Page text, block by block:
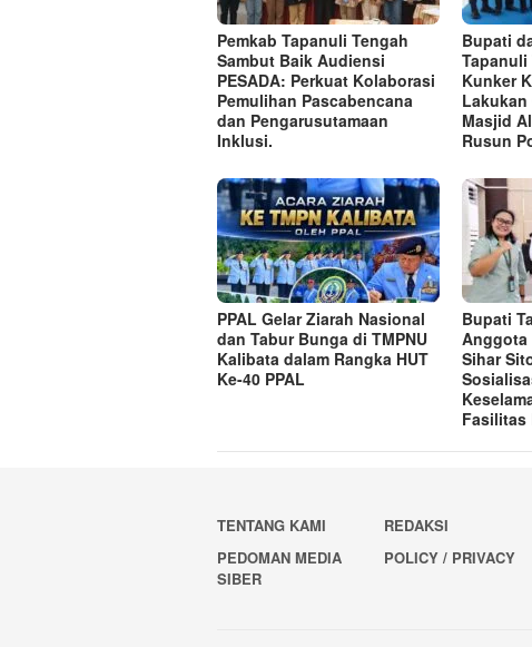
Pemkab Tapanuli Tengah
Sambut Baik Audiensi
PESADA: Perkuat Kolaborasi
Pemulihan Pascabencana
dan Pengarusutamaan
Inklusi.
Bupati
Tapanuli
Kunker
Masjid
Rusun
PPAL Gelar Ziarah Nasional
dan Tabur Bunga di TMPNU
Kalibata dalam Rangka HUT
Ke-40 PPAL
Bupati
Anggota
Sihar
Fasilitas
TENTANG KAMI REDAKSI
PEDOMAN MEDIA
SIBER
POLICY / PRIVACY